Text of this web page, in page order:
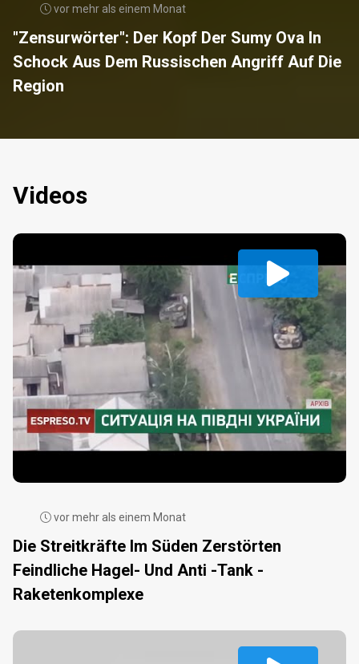
vor mehr als einem Monat
"Zensurwörter": Der Kopf Der Sumy Ova In
Schock Aus Dem Russischen Angriff Auf Die
Region
Videos
vor mehr als einem Monat
Die Streitkräfte Im Süden Zerstörten
Feindliche Hagel- Und Anti -Tank -
Raketenkomplexe